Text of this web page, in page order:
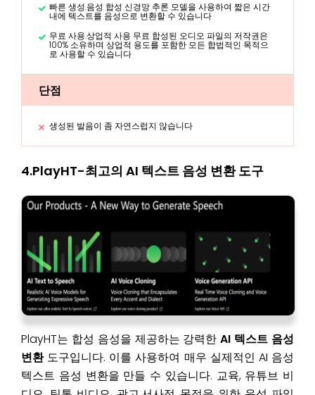
빠른 생성.음성 합성 신경망 추론 모델을 사용하여 짧은 시간
내에 텍스트를 음성으로 변환할 수 있습니다
무료 사용.상업적 사용 무료 합성된 오디오 파일의 저작권은
100% 소유하며 상업적 용도를 포함한 모든 합법적인 목적으
로 사용할 수 있습니다
단점
생성된 발음이 좀 자연스럽지 않습니다
4.PlayHT-최고의 AI 텍스트 음성 변환 도구
PlayHT는 합성 음성을 제공하는 강력한 AI 텍스트 음성
변환도구입니다. 이를 사용하여 매우 실제적인 AI 음성
텍스트 음성 변환을 만들 수 있습니다. 교육, 유튜브 비